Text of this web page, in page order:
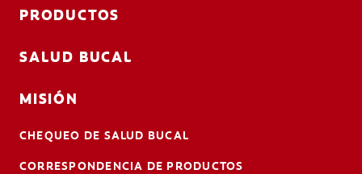
PRODUCTOS
SALUD BUCAL
MISIÓN
CHEQUEO DE SALUD BUCAL
CORRESPONDENCIA DE PRODUCTOS